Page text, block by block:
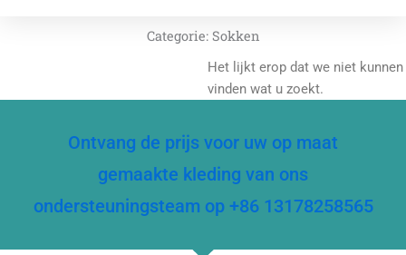
Categorie: Sokken
Het lijkt erop dat we niet kunnen
vinden wat u zoekt.
Ontvang de prijs voor uw op maat
gemaakte kleding van ons
ondersteuningsteam op +86 13178258565